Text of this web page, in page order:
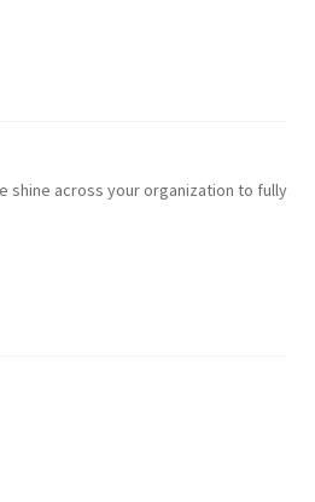
shine across your organization to fully